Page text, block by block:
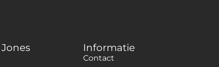
Informatie
Contact